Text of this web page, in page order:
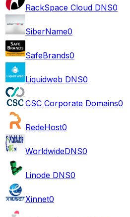
RackSpace Cloud DNS0
SiberName0
SafeBrands0
Liquidweb DNS0
CSC Corporate Domains0
RedeHost0
WorldwideDNS0
Linode DNS0
Xinnet0